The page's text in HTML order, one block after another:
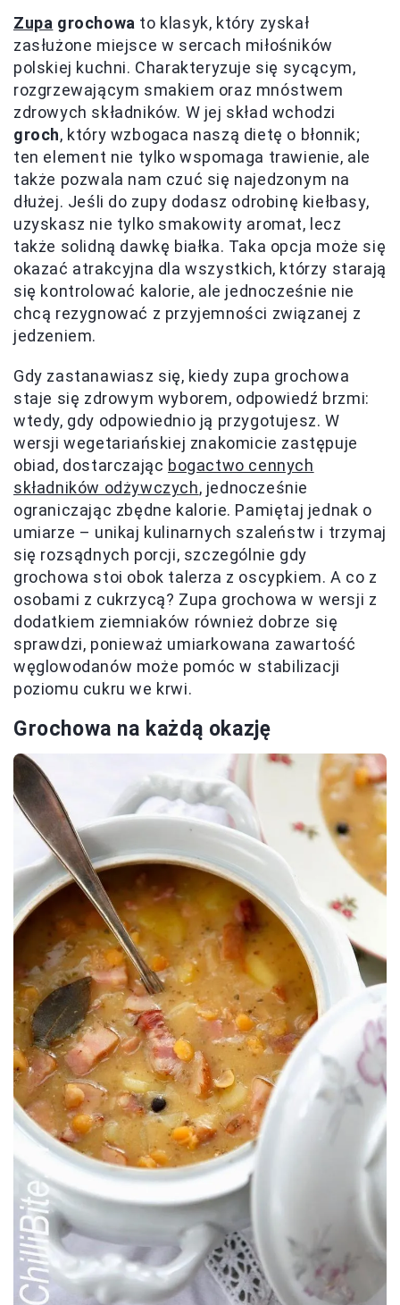
Zupa grochowa to klasyk, który zyskał
zasłużone miejsce w sercach miłośników
polskiej kuchni. Charakteryzuje się sycącym,
rozgrzewającym smakiem oraz mnóstwem
zdrowych składników. W jej skład wchodzi
groch, który wzbogaca naszą dietę o błonnik;
ten element nie tylko wspomaga trawienie, ale
także pozwala nam czuć się najedzonym na
dłużej. Jeśli do zupy dodasz odrobinę kiełbasy,
uzyskasz nie tylko smakowity aromat, lecz
także solidną dawkę białka. Taka opcja może się
okazać atrakcyjna dla wszystkich, którzy starają
się kontrolować kalorie, ale jednocześnie nie
chcą rezygnować z przyjemności związanej z
jedzeniem.
Gdy zastanawiasz się, kiedy zupa grochowa
staje się zdrowym wyborem, odpowiedź brzmi:
wtedy, gdy odpowiednio ją przygotujesz. W
wersji wegetariańskiej znakomicie zastępuje
obiad, dostarczając bogactwo cennych
składników odżywczych, jednocześnie
ograniczając zbędne kalorie. Pamiętaj jednak o
umiarze – unikaj kulinarnych szaleństw i trzymaj
się rozsądnych porcji, szczególnie gdy
grochowa stoi obok talerza z oscypkiem. A co z
osobami z cukrzycą? Zupa grochowa w wersji z
dodatkiem ziemniaków również dobrze się
sprawdzi, ponieważ umiarkowana zawartość
węglowodanów może pomóc w stabilizacji
poziomu cukru we krwi.
Grochowa na każdą okazję